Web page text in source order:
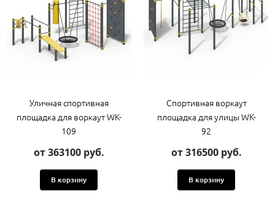
Уличная спортивная
площадка для воркаут WK-
109
от 363100 руб.
В корзину
Спортивная воркаут
площадка для улицы WK-
92
от 316500 руб.
В корзину